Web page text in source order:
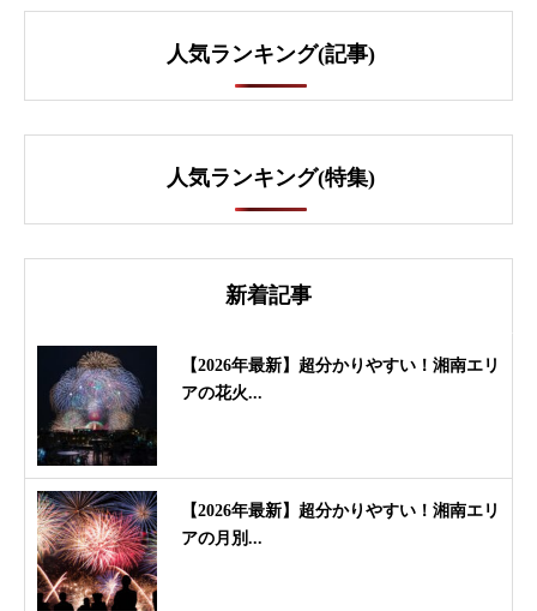
人気ランキング(記事)
人気ランキング(特集)
新着記事
【2026年最新】超分かりやすい！湘南エリ
アの花火...
【2026年最新】超分かりやすい！湘南エリ
アの月別...